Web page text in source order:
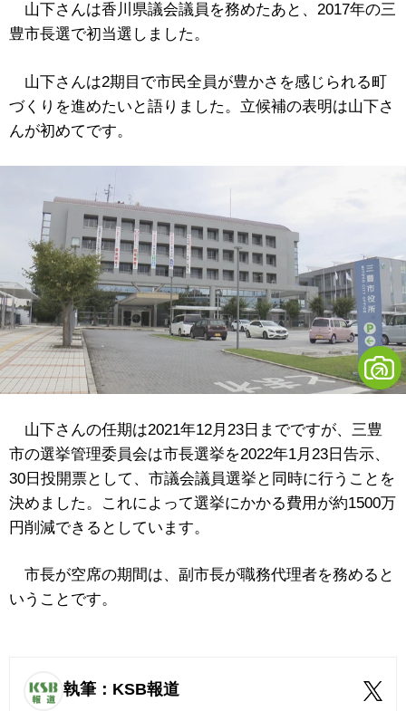
山下さんは香川県議会議員を務めたあと、2017年の三
豊市長選で初当選しました。
山下さんは2期目で市民全員が豊かさを感じられる町
づくりを進めたいと語りました。立候補の表明は山下さ
んが初めてです。
山下さんの任期は2021年12月23日までですが、三豊
市の選挙管理委員会は市長選挙を2022年1月23日告示、
30日投開票として、市議会議員選挙と同時に行うことを
決めました。これによって選挙にかかる費用が約1500万
円削減できるとしています。
市長が空席の期間は、副市長が職務代理者を務めると
いうことです。
執筆：KSB報道